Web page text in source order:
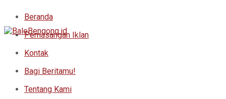
Beranda
Pemasangan Iklan
Kontak
Bagi Beritamu!
Tentang Kami